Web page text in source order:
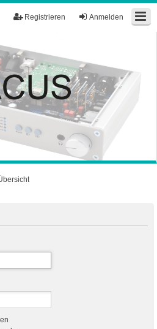
Anmelden
Registrieren